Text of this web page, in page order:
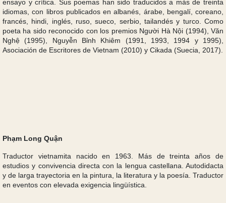
ensayo y crítica. Sus poemas han sido traducidos a más de treinta
idiomas, con libros publicados en albanés, árabe, bengalí, coreano,
francés, hindi, inglés, ruso, sueco, serbio, tailandés y turco. Como
poeta ha sido reconocido con los premios Người Hà Nội (1994), Văn
Nghệ (1995), Nguyễn Bỉnh Khiêm (1991, 1993, 1994 y 1995),
Asociación de Escritores de Vietnam (2010) y Cikada (Suecia, 2017).
Phạm Long Quận
Traductor vietnamita nacido en 1963. Más de treinta años de
estudios y convivencia directa con la lengua castellana. Autodidacta
y de larga trayectoria en la pintura, la literatura y la poesía. Traductor
en eventos con elevada exigencia lingüística.